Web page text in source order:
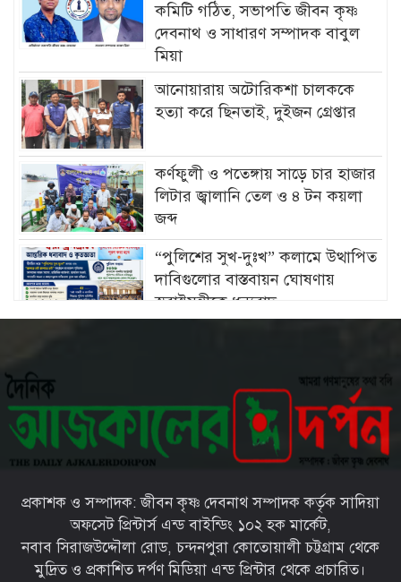
কমিটি গঠিত, সভাপতি জীবন কৃষ্ণ
দেবনাথ ও সাধারণ সম্পাদক বাবুল
মিয়া
আনোয়ারায় অটোরিকশা চালককে
হত্যা করে ছিনতাই, দুইজন গ্রেপ্তার
কর্ণফুলী ও পতেঙ্গায় সাড়ে চার হাজার
লিটার জ্বালানি তেল ও ৪ টন কয়লা
জব্দ
“পুলিশের সুখ-দুঃখ” কলামে উত্থাপিত
দাবিগুলোর বাস্তবায়ন ঘোষণায়
স্বরাষ্ট্রমন্ত্রীকে ধন্যবাদ
কন্যার বিবাহোত্তর অনুষ্ঠান সম্পন্ন
চট্টগ্রামের ইপিজেডে প্রকাশ্যে খোলা
বাজারে বিক্রি হচ্ছে মৃত দুর্গন্ধযুক্ত পচাঁ
মুরগি—প্রশাসনের নজরদারি জরুরী
চট্টগ্রামের মীরসরাইয়ে সড়ক দুর্ঘটনায়
দু’পা হারালো সাংবাদিক আবদুল
মান্নান রানা
প্রকাশক ও সম্পাদক: জীবন কৃষ্ণ দেবনাথ সম্পাদক কর্তৃক সাদিয়া
অফসেট প্রিন্টার্স এন্ড বাইন্ডিং ১০২ হক মার্কেট,
নবাব সিরাজউদ্দৌলা রোড, চন্দনপুরা কোতোয়ালী চট্টগ্রাম থেকে
মুদ্রিত ও প্রকাশিত দর্পণ মিডিয়া এন্ড প্রিন্টার থেকে প্রচারিত।